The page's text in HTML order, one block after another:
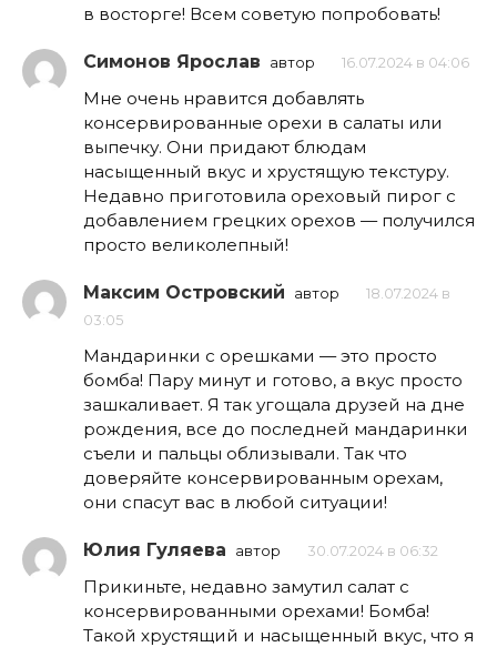
в восторге! Всем советую попробовать!
Симонов Ярослав автор 16.07.2024 в 04:06
Мне очень нравится добавлять
консервированные орехи в салаты или
выпечку. Они придают блюдам
насыщенный вкус и хрустящую текстуру.
Недавно приготовила ореховый пирог с
добавлением грецких орехов — получился
просто великолепный!
Максим Островский автор
18.07.2024 в
03:05
Мандаринки с орешками — это просто
бомба! Пару минут и готово, а вкус просто
зашкаливает. Я так угощала друзей на дне
рождения, все до последней мандаринки
съели и пальцы облизывали. Так что
доверяйте консервированным орехам,
они спасут вас в любой ситуации!
Юлия Гуляева автор 30.07.2024 в 06:32
Прикиньте, недавно замутил салат с
консервированными орехами! Бомба!
Такой хрустящий и насыщенный вкус, что я